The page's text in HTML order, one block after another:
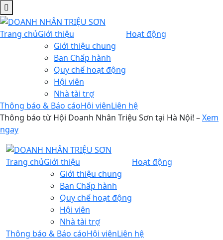
Trang chủGiới thiệu
Giới thiệu chung
Ban Chấp hành
Quy chế hoạt động
Hội viên
Nhà tài trợ
Hoạt động
Thông báo & Báo cáoHội viênLiên hệ
Thông báo từ Hội Doanh Nhân Triệu Sơn tại Hà Nội! –Xem
ngay
Trang chủGiới thiệu
Giới thiệu chung
Ban Chấp hành
Quy chế hoạt động
Hội viên
Nhà tài trợ
Hoạt động
Thông báo & Báo cáoHội viênLiên hệ